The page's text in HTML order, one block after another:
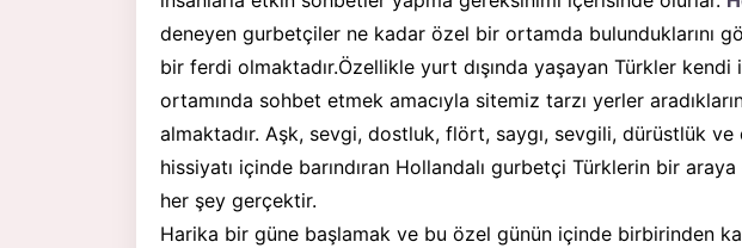
deneyen gurbetçiler ne kadar özel bir ortamda bulunduklarını
bir ferdi olmaktadır.Özellikle yurt dışında yaşayan Türkler kendi
ortamında sohbet etmek amacıyla sitemiz tarzı yerler
almaktadır. Aşk, sevgi, dostluk, flört, saygı, sevgili, dürüstlük
hissiyatı içinde barındıran Hollandalı gurbetçi Türklerin bir
her şey gerçektir.
Harika bir güne başlamak ve bu özel günün içinde birbirinden